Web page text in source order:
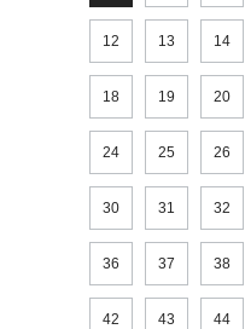
12 13 14
18 19 20
24 25 26
30 31 32
36 37 38
42 43 44